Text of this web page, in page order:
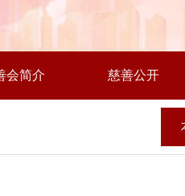
会简介 慈善公开